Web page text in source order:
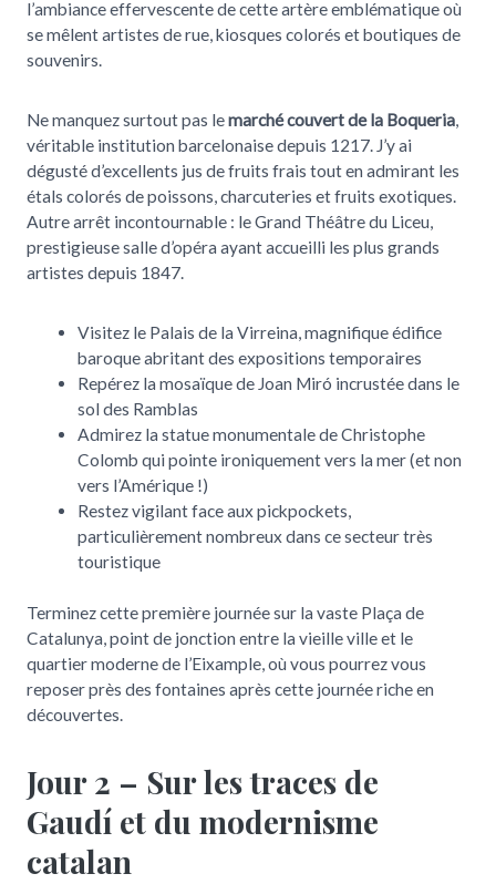
l’ambiance effervescente de cette artère emblématique où
se mêlent artistes de rue, kiosques colorés et boutiques de
souvenirs.
Ne manquez surtout pas lemarché couvert de la Boqueria,
véritable institution barcelonaise depuis 1217. J’y ai
dégusté d’excellents jus de fruits frais tout en admirant les
étals colorés de poissons, charcuteries et fruits exotiques.
Autre arrêt incontournable : le Grand Théâtre du Liceu,
prestigieuse salle d’opéra ayant accueilli les plus grands
artistes depuis 1847.
Visitez le Palais de la Virreina, magnifique édifice
baroque abritant des expositions temporaires
Repérez la mosaïque de Joan Miró incrustée dans le
sol des Ramblas
Admirez la statue monumentale de Christophe
Colomb qui pointe ironiquement vers la mer (et non
vers l’Amérique !)
Restez vigilant face aux pickpockets,
particulièrement nombreux dans ce secteur très
touristique
Terminez cette première journée sur la vaste Plaça de
Catalunya, point de jonction entre la vieille ville et le
quartier moderne de l’Eixample, où vous pourrez vous
reposer près des fontaines après cette journée riche en
découvertes.
Jour 2 – Sur les traces de
Gaudí et du modernisme
catalan